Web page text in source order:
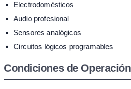
Electrodomésticos
Audio profesional
Sensores analógicos
Circuitos lógicos programables
Condiciones de Operación